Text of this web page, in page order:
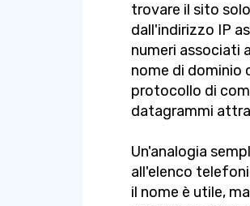
trovare il sito
dall'indirizzo IP
numeri associati
nome di dominio
protocollo di
datagrammi
Un'analogia
all'elenco
il nome è utile,